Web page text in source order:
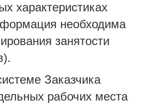
характеристиках
необходима
занятости
Заказчика
рабочих места